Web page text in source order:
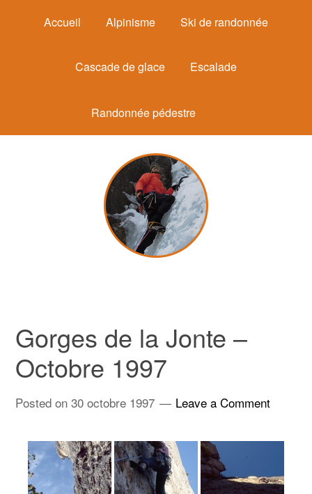
Accueil Alpinisme Ski de randonnée
Cascade de glace Escalade
Randonnée pédestre
Gorges de la Jonte –
Octobre 1997
Posted on30 octobre 1997 Leave a Comment